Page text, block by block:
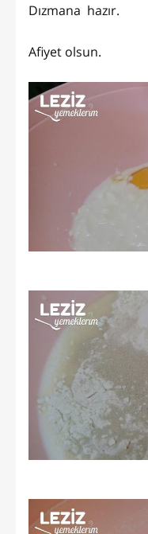
Dızmana hazır.
Afiyet olsun.